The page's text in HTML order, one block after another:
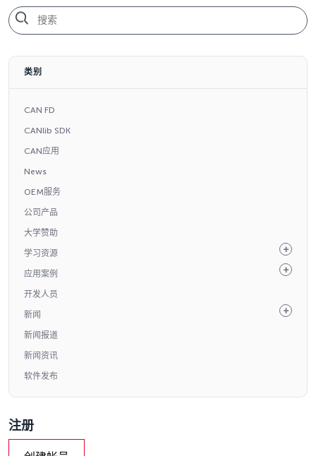
类别
CAN FD
CANlib SDK
CAN应用
News
OEM服务
公司产品
大学赞助
学习资源
应用案例
开发人员
新闻
新闻报道
新闻资讯
软件发布
注册